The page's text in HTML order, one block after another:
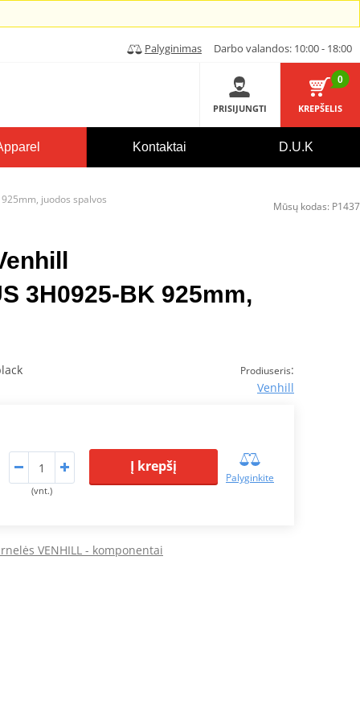
Palyginimas Darbo valandos: 10:00 - 18:00
PRISIJUNGTI
0
KREPŠELIS
Kontaktai D.U.K
925mm, juodos spalvos
3H0925-BK 925mm,
Prodiuseris:
Venhill
(vnt.)
Į krepšį
Palyginkite
VENHILL - komponentai
Mūsų kodas: P1437